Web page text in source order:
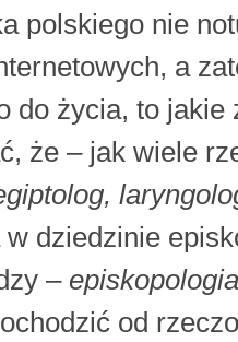
polskiego nie
a
do życia, to
że – jak wiele
dziedzinie
– episkopologia
od